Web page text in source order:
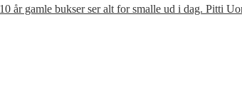
år gamle bukser ser alt for smalle ud i dag. Pitti